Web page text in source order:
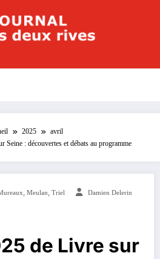
des Deux Rives
2025
avril
Seine : découvertes et débats au programme
Meulan Triel Damien Delerin
de Livre sur